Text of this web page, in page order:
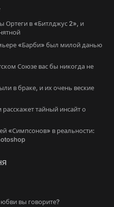
Ортеги в «Битлджус 2», и
«Барби» был милой данью
Союзе вас бы никогда не
в браке, и их очень веские
тайный инсайт о
«Симпсонов» в реальности:
вы говорите?